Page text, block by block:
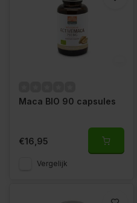
Maca BIO 90 capsules
€16,95
Vergelijk